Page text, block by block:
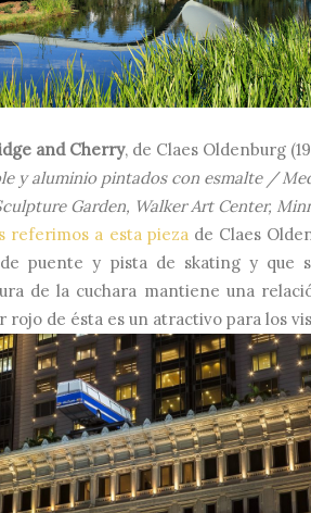
and Cherry, de Claes Oldenburg
y aluminio pintados con esmalte /
Garden, Walker Art Center,
referimos a esta pieza de Claes
puente y pista de skating y que
de la cuchara mantiene una
rojo de ésta es un atractivo para los